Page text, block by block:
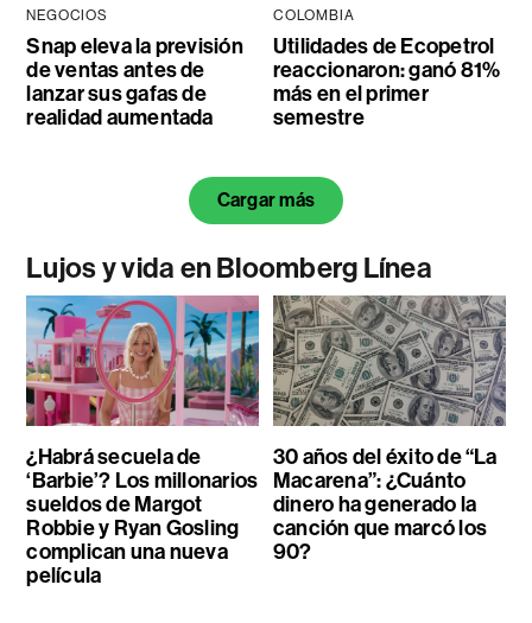
NEGOCIOS
Snap eleva la previsión
de ventas antes de
lanzar sus gafas de
realidad aumentada
COLOMBIA
Utilidades de Ecopetrol
reaccionaron: ganó 81%
más en el primer
semestre
Cargar más
Lujos y vida en Bloomberg Línea
¿Habrá secuela de
‘Barbie’? Los millonarios
sueldos de Margot
Robbie y Ryan Gosling
complican una nueva
película
30 años del éxito de “La
Macarena”: ¿Cuánto
dinero ha generado la
canción que marcó los
90?